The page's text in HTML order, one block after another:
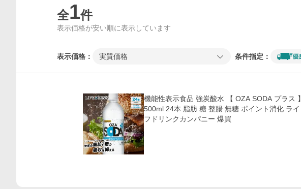
全1件
表示価格が安い順に表示しています
表示価格： 実質価格 条件指定：
機能性表示食品 強炭酸水 【 OZA SODA プラス 】
500ml 24本 脂肪 糖 整腸 無糖 ポイント消化 ライ
フドリンクカンパニー 爆買